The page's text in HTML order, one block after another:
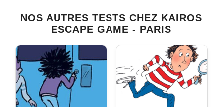
NOS AUTRES TESTS CHEZ KAIROS
ESCAPE GAME - PARIS